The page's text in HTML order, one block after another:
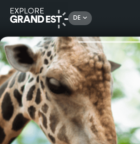
DE
Sehenswertes in der Region Grand Est